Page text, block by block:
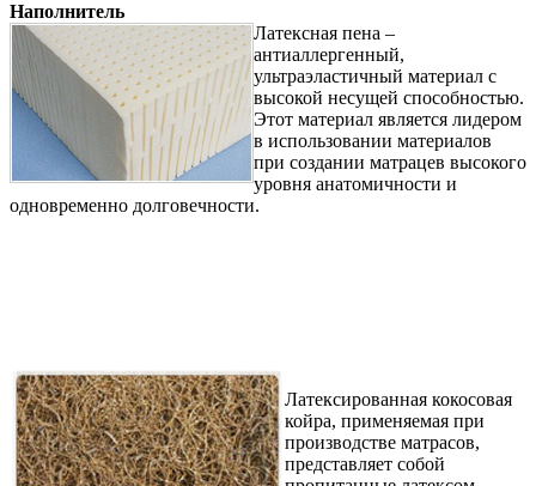
Наполнитель
Латексная пена –
антиаллергенный,
ультраэластичный материал с
высокой несущей способностью.
Этот материал является лидером
в использовании материалов
при создании матрацев высокого
уровня анатомичности и
одновременно долговечности.
Латексированная кокосовая
койра, применяемая при
производстве матрасов,
представляет собой